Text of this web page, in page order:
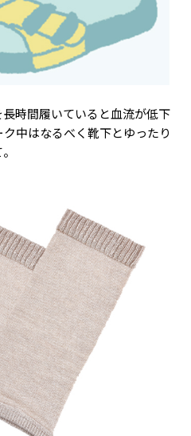
時間履いていると血流が低下
中はなるべく靴下とゆったり